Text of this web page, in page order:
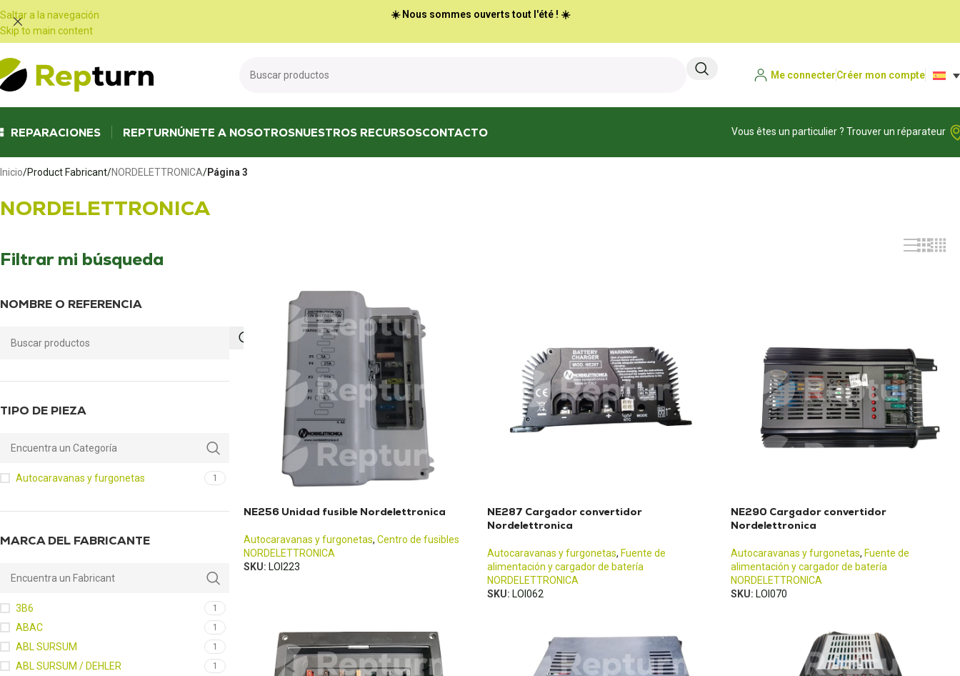
Saltar a la navegación
Skip to main content
☀️ Nous sommes ouverts tout l'été ! ☀️
Me connecterCréer mon compte
REPARACIONES REPTURNÚNETE A NOSOTROSNUESTROS RECURSOSCONTACTO Vous êtes un particulier ? Trouver un réparateur
Inicio/Product Fabricant/NORDELETTRONICA/Página 3
NORDELETTRONICA
Filtrar mi búsqueda
NOMBRE O REFERENCIA
TIPO DE PIEZA
Autocaravanas y furgonetas 1
MARCA DEL FABRICANTE
3B6 1
ABAC 1
ABL SURSUM 1
ABL SURSUM / DEHLER 1
NE256 Unidad fusible Nordelettronica
Autocaravanas y furgonetas, Centro de fusibles
NORDELETTRONICA
SKU: LOI223
NE287 Cargador convertidor
Nordelettronica
Autocaravanas y furgonetas, Fuente de
alimentación y cargador de batería
NORDELETTRONICA
SKU: LOI062
NE290 Cargador convertidor
Nordelettronica
Autocaravanas y furgonetas, Fuente de
alimentación y cargador de batería
NORDELETTRONICA
SKU: LOI070